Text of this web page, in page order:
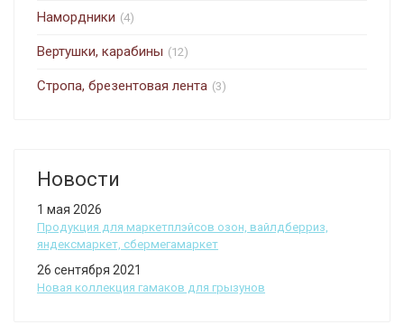
Намордники (4)
Вертушки, карабины (12)
Стропа, брезентовая лента (3)
Новости
1 мая 2026
Продукция для маркетплэйсов озон, вайлдберриз,
яндексмаркет, сбермегамаркет
26 сентября 2021
Новая коллекция гамаков для грызунов